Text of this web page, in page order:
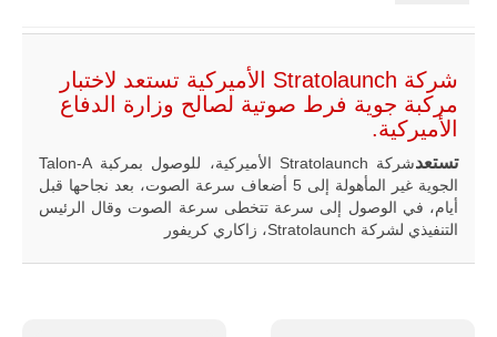
أوريون مع
قوة الفيلق
الأفريقي في
مالي.
مع تصاعد حدة
الحرب الجوية
الروسية في
شركة Stratolaunch الأميركية تستعد لاختبار
مركبة جوية فرط صوتية لصالح وزارة الدفاع
الأميركية.
تستعد
شركة Stratolaunch الأميركية، للوصول بمركبة Talon-A
الجوية غير المأهولة إلى 5 أضعاف سرعة الصوت، بعد نجاحها قبل
أيام، في الوصول إلى سرعة تتخطى سرعة الصوت وقال الرئيس
التنفيذي لشركة Stratolaunch، زاكاري كريفور